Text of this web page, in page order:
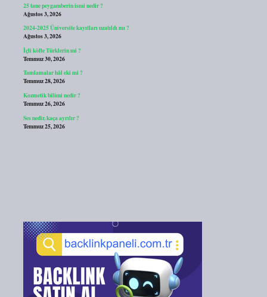
25 tane peygamberin ismi nedir ?
Ağustos 3, 2026
2024-2025 Üniversite kayıtları uzatıldı mı ?
Ağustos 3, 2026
İçli köfte Türklerin mi ?
Temmuz 30, 2026
Tamlamalar hâl eki mi ?
Temmuz 28, 2026
Kozmetik bilimi nedir ?
Temmuz 26, 2026
Ses nedir, kaça ayrılır ?
Temmuz 25, 2026